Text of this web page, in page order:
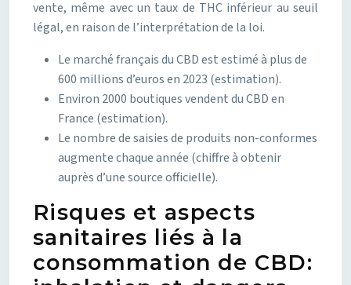
vente, même avec un taux de THC inférieur au seuil
légal, en raison de l’interprétation de la loi.
Le marché français du CBD est estimé à plus de
600 millions d’euros en 2023 (estimation).
Environ 2000 boutiques vendent du CBD en
France (estimation).
Le nombre de saisies de produits non-conformes
augmente chaque année (chiffre à obtenir
auprès d’une source officielle).
Risques et aspects
sanitaires liés à la
consommation de CBD: